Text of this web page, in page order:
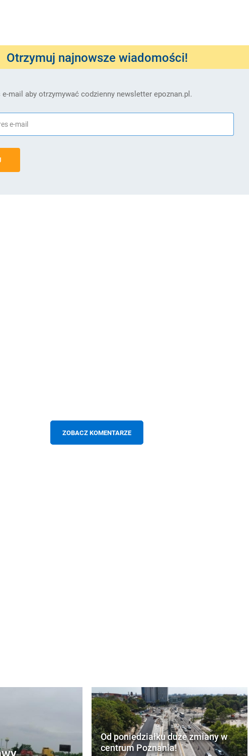
Otrzymuj najnowsze wiadomości!
e-mail aby otrzymywać codzienny newsletter epoznan.pl.
ZOBACZ KOMENTARZE
Od poniedziałku duże zmiany w
centrum Poznania!